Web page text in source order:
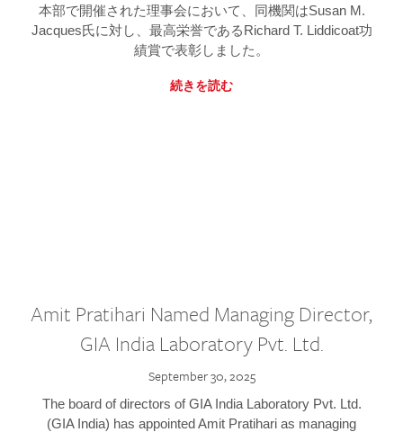
本部で開催された理事会において、同機関はSusan M.
Jacques氏に対し、最高栄誉であるRichard T. Liddicoat功
績賞で表彰しました。
続きを読む
Amit Pratihari Named Managing Director,
GIA India Laboratory Pvt. Ltd.
September 30, 2025
The board of directors of GIA India Laboratory Pvt. Ltd.
(GIA India) has appointed Amit Pratihari as managing